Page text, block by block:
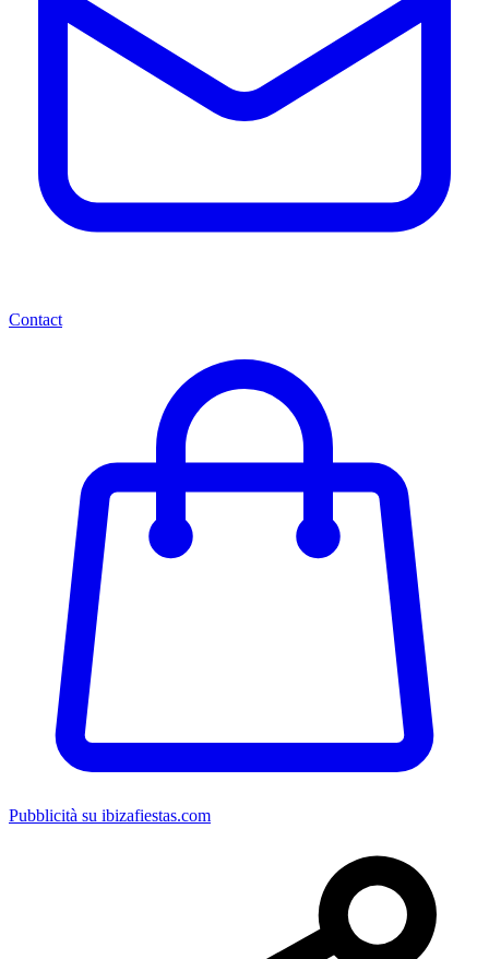
Contact
Pubblicità su ibizafiestas.com